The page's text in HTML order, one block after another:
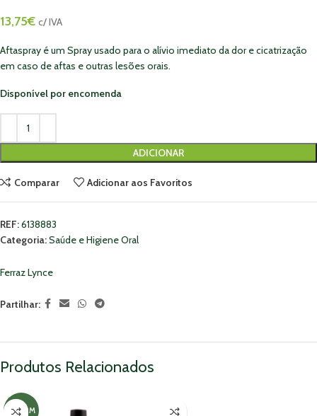
13,75€ c/ IVA
Aftaspray é um Spray usado para o alívio imediato da dor e cicatrização
em caso de aftas e outras lesões orais.
Disponível por encomenda
ADICIONAR
Comparar Adicionar aos Favoritos
REF:6138883
Categoria:Saúde e Higiene Oral
Ferraz Lynce
Partilhar:
Produtos Relacionados
MNSRM